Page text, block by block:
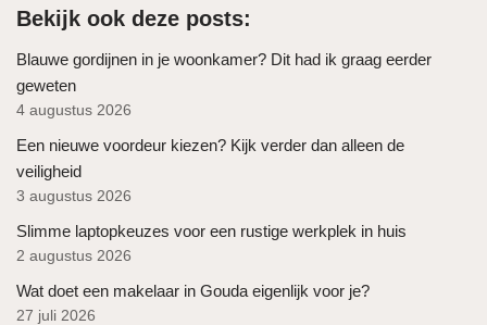
Bekijk ook deze posts:
Blauwe gordijnen in je woonkamer? Dit had ik graag eerder
geweten
4 augustus 2026
Een nieuwe voordeur kiezen? Kijk verder dan alleen de
veiligheid
3 augustus 2026
Slimme laptopkeuzes voor een rustige werkplek in huis
2 augustus 2026
Wat doet een makelaar in Gouda eigenlijk voor je?
27 juli 2026